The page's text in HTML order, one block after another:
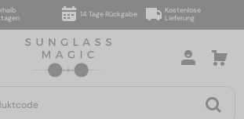
14 Tage Rückgabe
Kostenlose
Lieferung